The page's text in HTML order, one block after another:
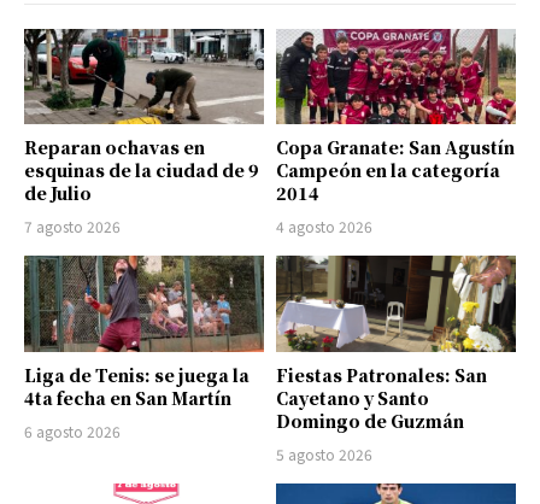
Reparan ochavas en
esquinas de la ciudad de 9
de Julio
7 agosto 2026
Copa Granate: San Agustín
Campeón en la categoría
2014
4 agosto 2026
Liga de Tenis: se juega la
4ta fecha en San Martín
6 agosto 2026
Fiestas Patronales: San
Cayetano y Santo
Domingo de Guzmán
5 agosto 2026